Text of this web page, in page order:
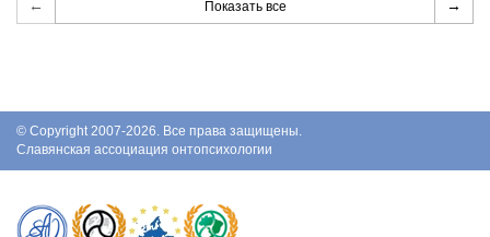
← Показать все →
© Copyright 2007-2026. Все права защищены.
Славянская ассоциация онтопсихологии